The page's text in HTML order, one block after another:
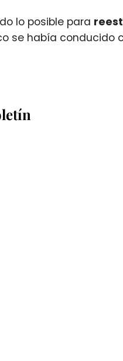
lo posible para
se había conducido